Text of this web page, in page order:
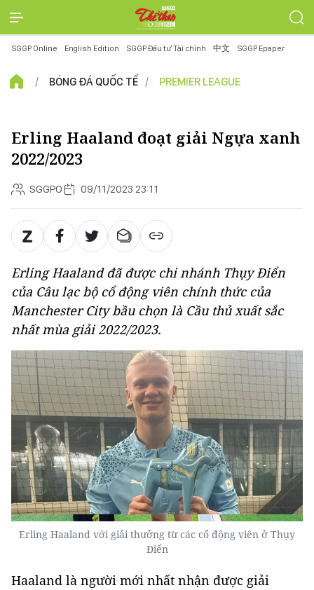
SGGP Online English Edition SGGP Đầu tư Tài chính 中文 SGGP Epaper
BÓNG ĐÁ QUỐC TẾ PREMIER LEAGUE
Erling Haaland đoạt giải Ngựa xanh
2022/2023
SGGPO 09/11/2023 23:11
Erling Haaland đã được chi nhánh Thụy Điển
của Câu lạc bộ cổ động viên chính thức của
Manchester City bầu chọn là Cầu thủ xuất sắc
nhất mùa giải 2022/2023.
Erling Haaland với giải thưởng từ các cổ động viên ở Thụy
Điển
Haaland là người mới nhất nhận được giải